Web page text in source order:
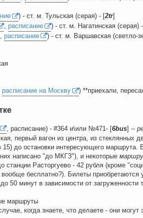
) - ст. м. Тульская (серая) - [2tr]
расписание ) - ст. м. Нагатинская (серая)
расписание ) - ст. м. Варшавская (светло-
расписание на Москву ) **приехали,
, расписание) - #364 и\или №471- [6bus] --
первый вагон из центра, из стеклянных
до остановки интересующего маршрута.
написано "до МКГЗ"), и некоторые
станции Расторгуево - 42 рубля (кроме
бесплатно?). Билеты приобретаются
50 минут в зависимости от загруженности
маршруты
когда знаете, что делаете - они